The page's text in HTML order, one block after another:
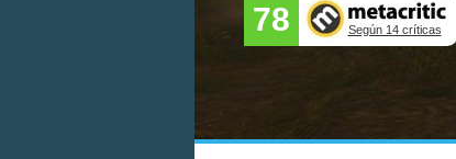
78 Según 14 críticas